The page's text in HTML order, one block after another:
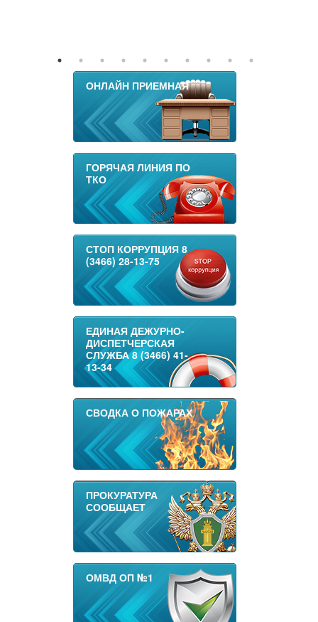
ОНЛАЙН ПРИЕМНАЯ
ГОРЯЧАЯ ЛИНИЯ ПО
ТКО
СТОП КОРРУПЦИЯ 8
(3466) 28-13-75
ЕДИНАЯ ДЕЖУРНО-
ДИСПЕТЧЕРСКАЯ
СЛУЖБА 8 (3466) 41-
13-34
СВОДКА О ПОЖАРАХ
ПРОКУРАТУРА
СООБЩАЕТ
ОМВД ОП №1